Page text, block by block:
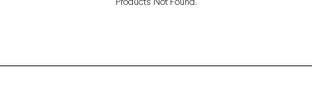
Products Not Found.